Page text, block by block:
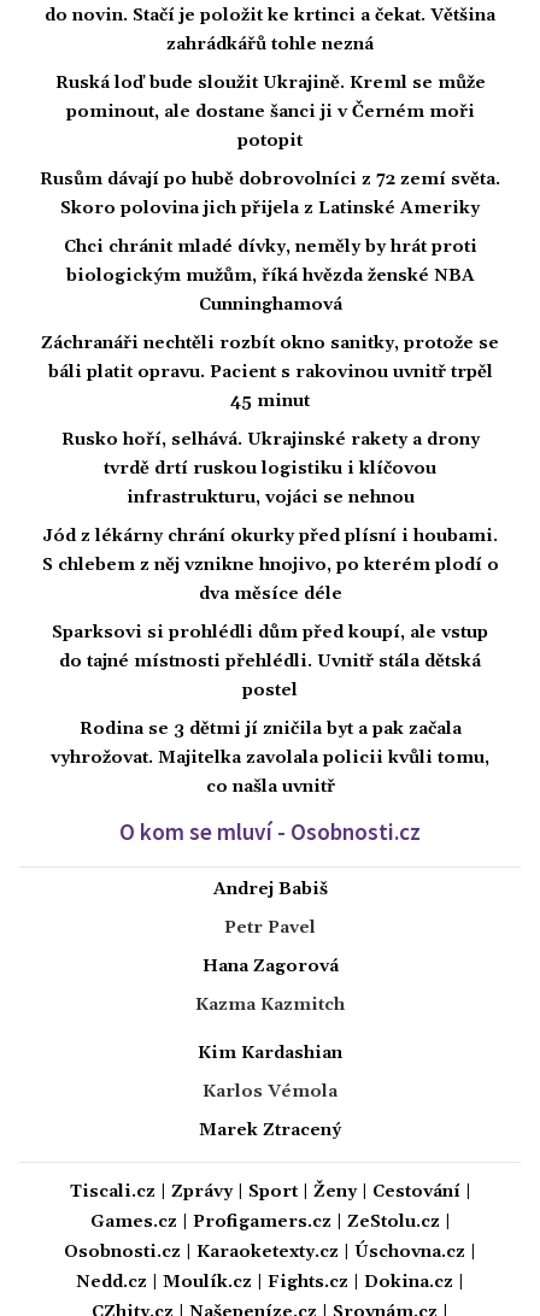
do novin. Stačí je položit ke krtinci a čekat. Většina
zahrádkářů tohle nezná
Ruská loď bude sloužit Ukrajině. Kreml se může
pominout, ale dostane šanci ji v Černém moři
potopit
Rusům dávají po hubě dobrovolníci z 72 zemí světa.
Skoro polovina jich přijela z Latinské Ameriky
Chci chránit mladé dívky, neměly by hrát proti
biologickým mužům, říká hvězda ženské NBA
Cunninghamová
Záchranáři nechtěli rozbít okno sanitky, protože se
báli platit opravu. Pacient s rakovinou uvnitř trpěl
45 minut
Rusko hoří, selhává. Ukrajinské rakety a drony
tvrdě drtí ruskou logistiku i klíčovou
infrastrukturu, vojáci se nehnou
Jód z lékárny chrání okurky před plísní i houbami.
S chlebem z něj vznikne hnojivo, po kterém plodí o
dva měsíce déle
Sparksovi si prohlédli dům před koupí, ale vstup
do tajné místnosti přehlédli. Uvnitř stála dětská
postel
Rodina se 3 dětmi jí zničila byt a pak začala
vyhrožovat. Majitelka zavolala policii kvůli tomu,
co našla uvnitř
O kom se mluví - Osobnosti.cz
Andrej Babiš
Petr Pavel
Hana Zagorová
Kazma Kazmitch
Kim Kardashian
Karlos Vémola
Marek Ztracený
Tiscali.cz Zprávy| Sport| Ženy| Cestování|
Games.cz
Profigamers.cz ZeStolu.cz
Osobnosti.cz
Karaoketexty.cz Úschovna.cz
Nedd.cz
Moulík.cz Fights.cz Dokina.cz